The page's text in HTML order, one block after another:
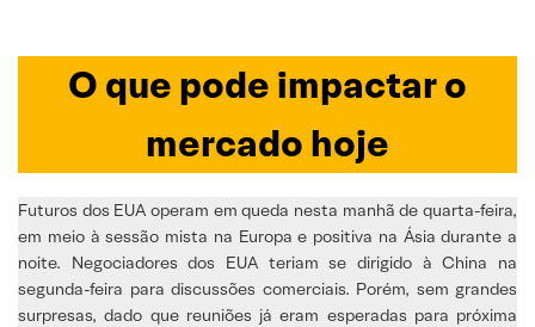
O que pode impactar o
mercado hoje
Futuros dos EUA operam em queda nesta manhã de quarta-feira,
em meio à sessão mista na Europa e positiva na Ásia durante a
noite. Negociadores dos EUA teriam se dirigido à China na
segunda-feira para discussões comerciais. Porém, sem grandes
surpresas, dado que reuniões já eram esperadas para próxima